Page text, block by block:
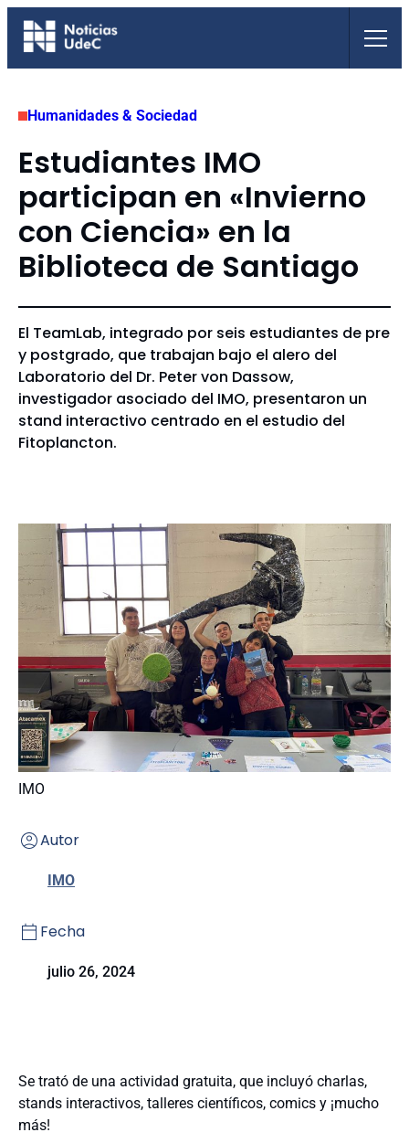
Saltar
Humanidades & Sociedad
Estudiantes IMO
participan en «Invierno
con Ciencia» en la
Biblioteca de Santiago
El TeamLab, integrado por seis estudiantes de pre
y postgrado, que trabajan bajo el alero del
Laboratorio del Dr. Peter von Dassow,
investigador asociado del IMO, presentaron un
stand interactivo centrado en el estudio del
Fitoplancton.
IMO
Autor
IMO
Fecha
julio 26, 2024
Se trató de una actividad gratuita, que incluyó charlas,
stands interactivos, talleres científicos, comics y ¡mucho
más!